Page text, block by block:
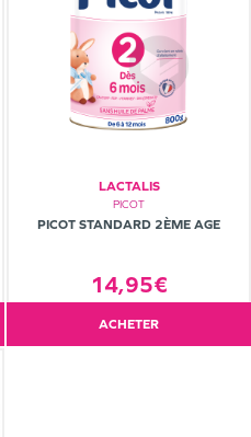
LACTALIS
PICOT
PICOT STANDARD 2ÈME AGE
14,95€
ACHETER